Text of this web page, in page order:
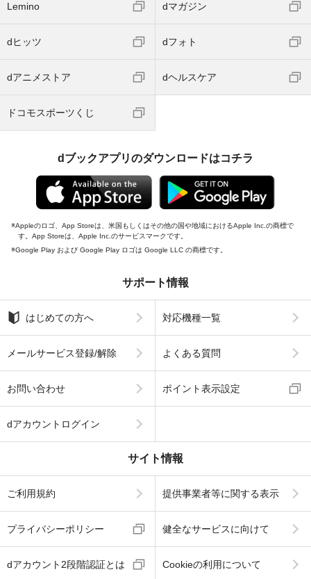
Lemino dマガジン
dヒッツ dフォト
dアニメストア dヘルスケア
ドコモスポーツくじ
dブックアプリのダウンロードはコチラ
Appleのロゴ、App Storeは、米国もしくはその他の国や地域におけるApple Inc.の商標で
す。App Storeは、Apple Inc.のサービスマークです。
Google Play および Google Play ロゴは Google LLC の商標です。
サポート情報
はじめての方へ 対応機種一覧
メールサービス登録/解除 よくある質問
お問い合わせ ポイント表示設定
dアカウントログイン
サイト情報
ご利用規約 提供事業者等に関する表示
プライバシーポリシー 健全なサービスに向けて
dアカウント2段階認証とは Cookieの利用について